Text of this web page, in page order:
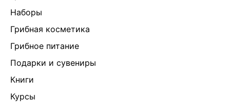
Наборы
Грибная косметика
Грибное питание
Подарки и сувениры
Книги
Курсы